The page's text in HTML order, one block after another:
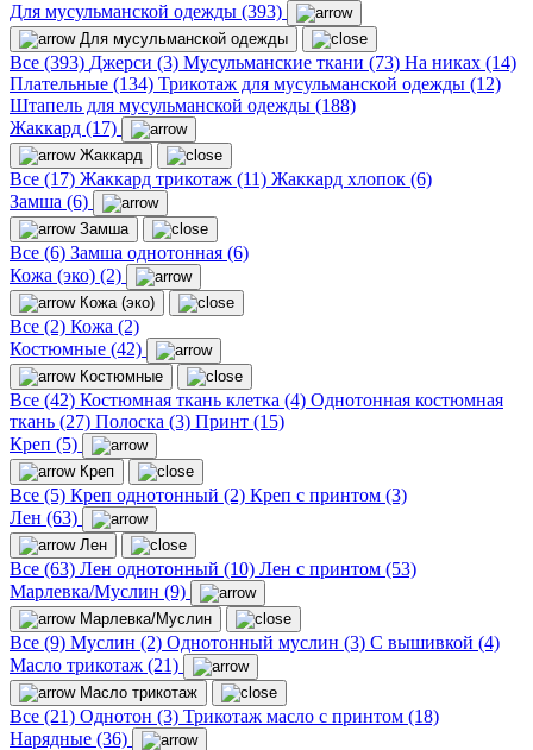
Для мусульманской одежды (393)
Для мусульманской одежды
Все (393) Джерси (3) Мусульманские ткани (73) На никах (14)
Плательные (134) Трикотаж для мусульманской одежды (12)
Штапель для мусульманской одежды (188)
Жаккард (17)
Жаккард
Все (17) Жаккард трикотаж (11) Жаккард хлопок (6)
Замша (6)
Замша
Все (6) Замша однотонная (6)
Кожа (эко) (2)
Кожа (эко)
Все (2) Кожа (2)
Костюмные (42)
Костюмные
Все (42) Костюмная ткань клетка (4) Однотонная костюмная
ткань (27) Полоска (3) Принт (15)
Креп (5)
Креп
Все (5) Креп однотонный (2) Креп с принтом (3)
Лен (63)
Лен
Все (63) Лен однотонный (10) Лен с принтом (53)
Марлевка/Муслин (9)
Марлевка/Муслин
Все (9) Муслин (2) Однотонный муслин (3) С вышивкой (4)
Масло трикотаж (21)
Масло трикотаж
Все (21) Однотон (3) Трикотаж масло с принтом (18)
Нарядные (36)